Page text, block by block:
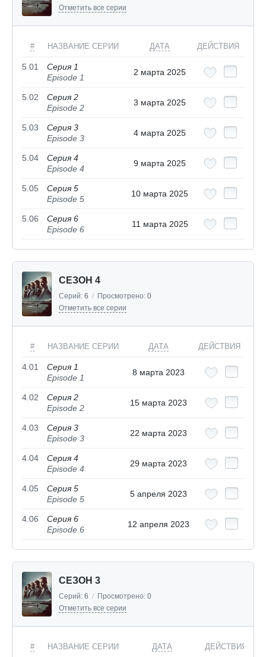
Отметить все серии
# НАЗВАНИЕ СЕРИИ ДАТА ДЕЙСТВИЯ
5.01
Серия 1
Episode 1
2 марта 2025
5.02
Серия 2
Episode 2
3 марта 2025
5.03
Серия 3
Episode 3
4 марта 2025
5.04
Серия 4
Episode 4
9 марта 2025
5.05
Серия 5
Episode 5
10 марта 2025
5.06
Серия 6
Episode 6
11 марта 2025
СЕЗОН 4
Серий: 6 / Просмотрено: 0
Отметить все серии
# НАЗВАНИЕ СЕРИИ ДАТА ДЕЙСТВИЯ
4.01
Серия 1
Episode 1
8 марта 2023
4.02
Серия 2
Episode 2
15 марта 2023
4.03
Серия 3
Episode 3
22 марта 2023
4.04
Серия 4
Episode 4
29 марта 2023
4.05
Серия 5
Episode 5
5 апреля 2023
4.06
Серия 6
Episode 6
12 апреля 2023
СЕЗОН 3
Серий: 6 / Просмотрено: 0
Отметить все серии
# НАЗВАНИЕ СЕРИИ ДАТА ДЕЙСТВИЯ